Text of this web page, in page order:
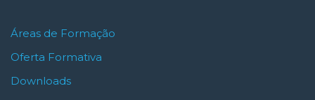
Áreas de Formação
Oferta Formativa
Downloads